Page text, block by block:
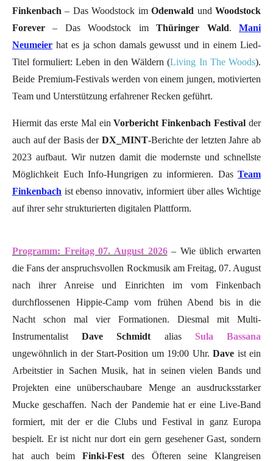
Finkenbach – Das Woodstock imOdenwald undWoodstock
Forever – Das Woodstock imThüringer Wald.Mani
Neumeier hat es ja schon damals gewusst und in einem Lied-
Titel formuliert: Leben in den Wäldern (Living In The Woods).
Beide Premium-Festivals werden von einem jungen, motivierten
Team und Unterstützung erfahrener Recken geführt.
Hiermit das erste Mal einVorbericht Finkenbach Festival der
auch auf der Basis der DX_MINT-Berichte der letzten Jahre ab
2023 aufbaut. Wir nutzen damit die modernste und schnellste
Möglichkeit Euch Info-Hungrigen zu informieren. Das Team
Finkenbach ist ebenso innovativ, informiert über alles Wichtige
auf ihrer sehr strukturierten digitalen Plattform.
Programm: Freitag 07. August 2026– Wie üblich erwarten
die Fans der anspruchsvollen Rockmusik am Freitag, 07. August
nach ihrer Anreise und Einrichten im vom Finkenbach
durchflossenen Hippie-Camp vom frühen Abend bis in die
Nacht schon mal vier Formationen. Diesmal mit Multi-
InstrumentalistDave Schmidt alias Sula Bassana
ungewöhnlich in der Start-Position um 19:00 Uhr.Dave ist ein
Arbeitstier in Sachen Musik, hat in seinen vielen Bands und
Projekten eine unüberschaubare Menge an ausdrucksstarker
Mucke geschaffen. Nach der Pandemie hat er eine Live-Band
formiert, mit der er die Clubs und Festival in ganz Europa
bespielt. Er ist nicht nur dort ein gern gesehener Gast, sondern
hat auch beimFinki-Fest des Öfteren seine Klangreisen